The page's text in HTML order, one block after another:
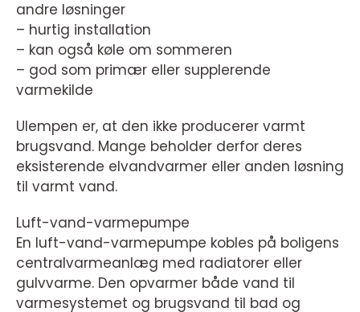
andre løsninger
– hurtig installation
– kan også køle om sommeren
– god som primær eller supplerende
varmekilde
Ulempen er, at den ikke producerer varmt
brugsvand. Mange beholder derfor deres
eksisterende elvandvarmer eller anden løsning
til varmt vand.
Luft-vand-varmepumpe
En luft-vand-varmepumpe kobles på boligens
centralvarmeanlæg med radiatorer eller
gulvvarme. Den opvarmer både vand til
varmesystemet og brugsvand til bad og